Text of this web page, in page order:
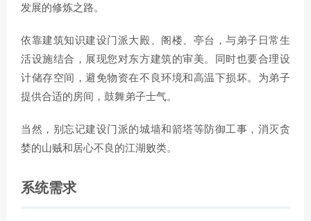
发展的修炼之路。
依靠建筑知识建设门派大殿、阁楼、亭台，与弟子日常生
活设施结合，展现您对东方建筑的审美。同时也要合理设
计储存空间，避免物资在不良环境和高温下损坏。为弟子
提供合适的房间，鼓舞弟子士气。
当然，别忘记建设门派的城墙和箭塔等防御工事，消灭贪
婪的山贼和居心不良的江湖败类。
系统需求